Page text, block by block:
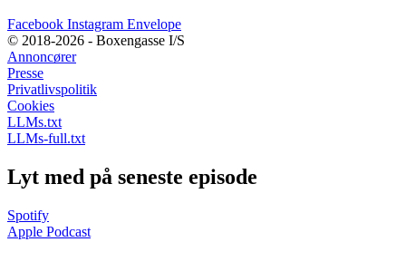
Facebook Instagram Envelope
© 2018-2026 - Boxengasse I/S
Annoncører
Presse
Privatlivspolitik
Cookies
LLMs.txt
LLMs-full.txt
Lyt med på seneste episode
Spotify
Apple Podcast